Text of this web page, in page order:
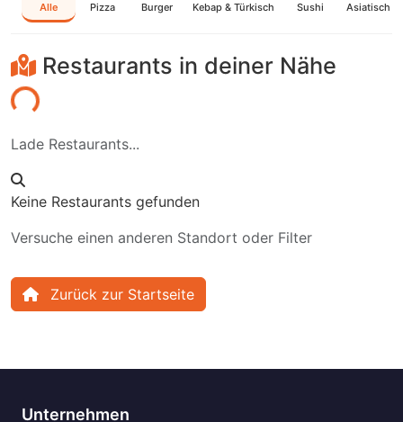
Alle Pizza Burger Kebap & Türkisch Sushi Asiatisch
Restaurants in deiner Nähe
Lade Restaurants...
Keine Restaurants gefunden
Versuche einen anderen Standort oder Filter
Zurück zur Startseite
Unternehmen